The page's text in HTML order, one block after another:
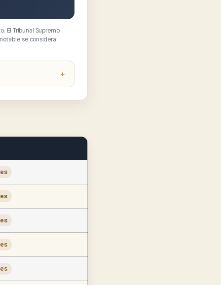
El Tribunal Supremo
se considera